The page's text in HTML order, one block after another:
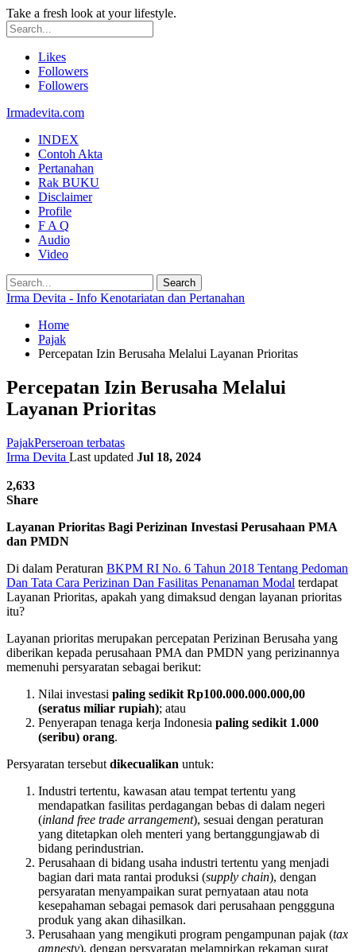
Take a fresh look at your lifestyle.
Likes
Followers
Followers
Irmadevita.com
INDEX
Contoh Akta
Pertanahan
Rak BUKU
Disclaimer
Profile
F A Q
Audio
Video
Irma Devita - Info Kenotariatan dan Pertanahan
Home
Pajak
Percepatan Izin Berusaha Melalui Layanan Prioritas
Percepatan Izin Berusaha Melalui
Layanan Prioritas
PajakPerseroan terbatas
Irma Devita Last updated Jul 18, 2024
2,633
Share
Layanan Prioritas Bagi Perizinan Investasi Perusahaan PMA
dan PMDN
Di dalam Peraturan BKPM RI No. 6 Tahun 2018 Tentang Pedoman
Dan Tata Cara Perizinan Dan Fasilitas Penanaman Modal terdapat
Layanan Prioritas, apakah yang dimaksud dengan layanan prioritas
itu?
Layanan prioritas merupakan percepatan Perizinan Berusaha yang
diberikan kepada perusahaan PMA dan PMDN yang perizinannya
memenuhi persyaratan sebagai berikut:
Nilai investasi paling sedikit Rp100.000.000.000,00
(seratus miliar rupiah); atau
Penyerapan tenaga kerja Indonesia paling sedikit 1.000
(seribu) orang.
Persyaratan tersebut dikecualikan untuk:
Industri tertentu, kawasan atau tempat tertentu yang
mendapatkan fasilitas perdagangan bebas di dalam negeri
(inland free trade arrangement), sesuai dengan peraturan
yang ditetapkan oleh menteri yang bertanggungjawab di
bidang perindustrian.
Perusahaan di bidang usaha industri tertentu yang menjadi
bagian dari mata rantai produksi (supply chain), dengan
persyaratan menyampaikan surat pernyataan atau nota
kesepahaman sebagai pemasok dari perusahaan penggguna
produk yang akan dihasilkan.
Perusahaan yang mengikuti program pengampunan pajak (tax
amnesty), dengan persyaratan melampirkan rekaman surat